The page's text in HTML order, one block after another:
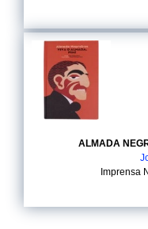
ALMADA
Imprensa